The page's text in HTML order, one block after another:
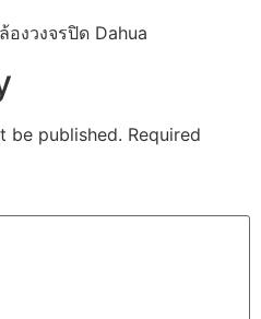
องวงจรปิด Dahua
be published. Required